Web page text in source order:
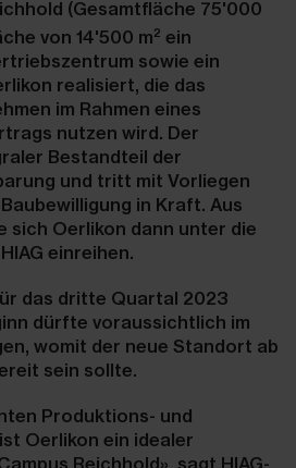
(Gesamtfläche 75'000
von 14'500 m2 ein
sowie ein
realisiert, die das
im Rahmen eines
nutzen wird. Der
Bestandteil der
und tritt mit Vorliegen
in Kraft. Aus
sich Oerlikon dann unter die
einreihen.
das dritte Quartal 2023
dürfte voraussichtlich im
womit der neue Standort ab
sein sollte.
Produktions- und
Oerlikon ein idealer